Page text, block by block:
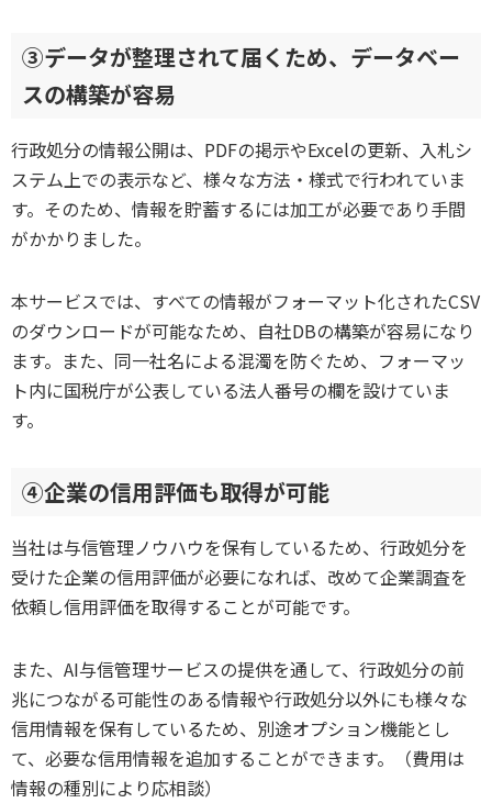
③データが整理されて届くため、データベー
スの構築が容易
行政処分の情報公開は、PDFの掲示やExcelの更新、入札シ
ステム上での表示など、様々な方法・様式で行われていま
す。そのため、情報を貯蓄するには加工が必要であり手間
がかかりました。
本サービスでは、すべての情報がフォーマット化されたCSV
のダウンロードが可能なため、自社DBの構築が容易になり
ます。また、同一社名による混濁を防ぐため、フォーマッ
ト内に国税庁が公表している法人番号の欄を設けていま
す。
④企業の信用評価も取得が可能
当社は与信管理ノウハウを保有しているため、行政処分を
受けた企業の信用評価が必要になれば、改めて企業調査を
依頼し信用評価を取得することが可能です。
また、AI与信管理サービスの提供を通して、行政処分の前
兆につながる可能性のある情報や行政処分以外にも様々な
信用情報を保有しているため、別途オプション機能とし
て、必要な信用情報を追加することができます。（費用は
情報の種別により応相談）